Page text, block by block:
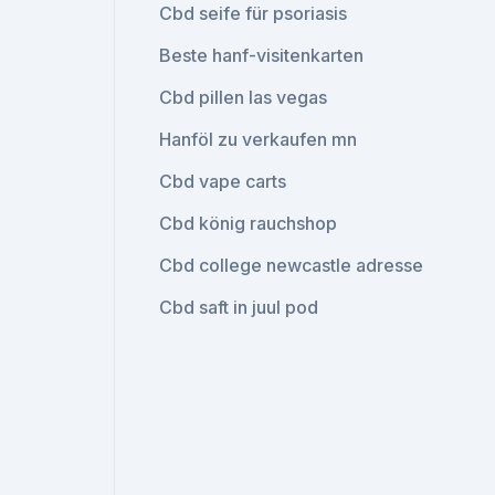
Cbd seife für psoriasis
Beste hanf-visitenkarten
Cbd pillen las vegas
Hanföl zu verkaufen mn
Cbd vape carts
Cbd könig rauchshop
Cbd college newcastle adresse
Cbd saft in juul pod